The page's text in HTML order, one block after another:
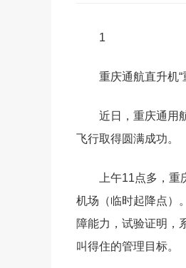
1
重庆通航直升机
近日，重庆通用
飞行取得圆满成功。
上午11点多，
机场（临时起降点）
障能力，试验证明，
叫得住的管理目标。